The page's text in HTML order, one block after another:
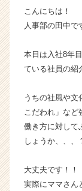
こんにちは！
人事部の田中で
本日は入社8年
ている社員の紹
うちの社風や文
こだわれ」など
働き方に対して
しょうか、、、
大丈夫です！！
実際にママさん